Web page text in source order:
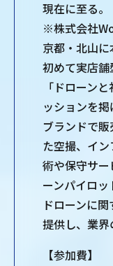
現在に至る。
※株式会社
京都・北山
初めて実店舗
「ドローン
ッションを
ブランドで
た空撮、イ
術や保守サ
ーンパイロ
ドローンに
提供し、業界
【参加費】